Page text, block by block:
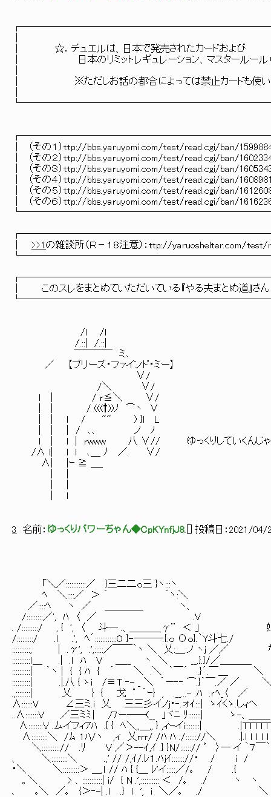
│ ☆．デュエルは、日本で発売されたカードおよび
│ 日本のリミットレギュレーション、マスタールール（１
│ ※ただしお話の都合によっては禁止カードも使います
│ （その１）ttp://bbs.yaruyomi.com/test/read.cgi/ban/
│ （その２）ttp://bbs.yaruyomi.com/test/read.cgi/ban/
│ （その３）ttp://bbs.yaruyomi.com/test/read.cgi/ban/
│ （その４）ttp://bbs.yaruyomi.com/test/read.cgi/ban/
│ （その５）ttp://bbs.yaruyomi.com/test/read.cgi/ban/
│ （その６）ttp://bbs.yaruyomi.com/test/read.cgi/ban/
>>1 の雑談所（Ｒ－１８注意）：ttp://yaruoshelter.com/
│ このスレをまとめていただいている『やる夫まとめ道』
/l /l
/.::| /.::|
￣￣￣￣ ミ､
／ 【プリーズ・ファインド・ミー】
∨/
/＼ ∨/
ｌ | / r≦＼ ∨/
| | / (((†))ﾉ ⌒ヽ ∨
| | l / "" ) }l L
| | | / ､､ ノ ﾉ
ｌ | l | rwww 八 ∨// ゆっくりしていくんじゃぞ
/∧ l| l l ､＿ ﾉ ／. ∨/
∧| |ｰ ≧ ＿_
3 名前： ゆっくりパワーちゃん◆CpKYnfjJ8. ] 投稿日： 2021/04/
「＼／:::::::::::／ }三二二ｏ三 }ヽ:::ヽ
ﾍ ＼::::／ ＞ ´ ｀ヽ:＼
／::::ﾍ ヽ ／ ＿＿＿＿ ヽ、
/:::::::::／', ﾊ 〈 ／ .V
. /:::::::::/ , { ', 〈 斗― .、＿＿＿_γ¨ ＜ 」 奴ならば
/:::::::::/ .ｌ .', ﾍ´::::::::::::O }-―――.{:ｏ Оｏ}.｀Y斗七./
::::::::::, | .γ', .',:::::／￣￣｀ヽ ＼ 乂:＿:ノ ヽj ／／ な
::::::::::ｌ＿ .| .ｌ ﾊ V ＿__ ヽ ＼ __.}.}/／＿＿＿_
::::::::::| ｀ヽ | { { ﾊ { ´ ＼ .＼ ｀￣´ .}´.￣＿ ＼
::::::::::| .|.八 { ゝi /≡T ‐- _ ＼ ｀ー‐‐ ⌒.}｀￣.／ ／
.,::::::::| 乂 } { 戈 ﾟ ｀ｰ} , .__...- .ﾊ .ｒﾍ_〈 ／
∧::::::V ∠三ミ.i 乂 三三彡イノj・‐.ォｲ:::| ゝｲくゝ.しｨ
..∧:::::::V ／三ミﾐ.| /7ー――(__ 」ヾﾆ ﾘ:::::::| ゝ-、＿＿_
∧::::::::V .ムイフィｱﾊ .{ { ﾍ＼,,＿,, } ,ィｰイi::::::::|
∧:::::::::＼ /ﾑ １ﾊ/ヽ ,ィ 乂rrr/ /ﾊ ﾊ ./:::::://＼ .|.ｌ ｌ ｌ ｌ ｌ
＼::::::::::// .ﾘ V ／＞--ｲ,ｲ .} }N/::::::// ﾟ 〉― イ ｀７￣｀
、 ＼:::::::::＼ .,' // /,ｲ/.ﾚ１.ﾊjｲ::::::://・ ./ i
・＼ ＼:::::::::＞ ＿.ｌ // ﾊ { {＿ ﾚ'イ:::::／/｡ /
。＼ > 、:::::::::::| i/ { N .',:::::::::: ＜ /｡ ./ ヽ
、 ｡＼ ／｡ {＞‐-| .ｌ .} ｌ ', i ＼／｡ ./ ＼